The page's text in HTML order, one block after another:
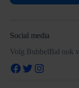
Social media
Volg BubbelBal ook
Facebook
Twitter
Instagram